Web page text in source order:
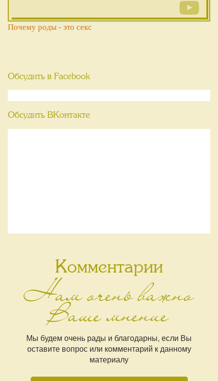
Почему роды - это секс
Обсудить в Facebook
Обсудить ВКонтакте
Комментарии
Нам очень важно
Ваше мнение
Мы будем очень рады и благодарны, если Вы
оставите вопрос или комментарий к данному
материалу